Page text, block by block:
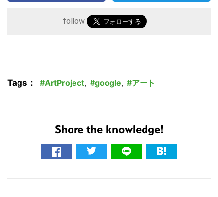
follow
Tags： ArtProject, google, アート
Share the knowledge!